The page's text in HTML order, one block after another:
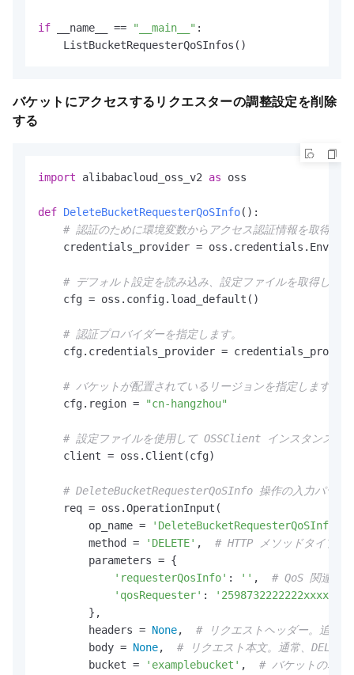
if __name__ == "__main__" :
    ListBucketRequesterQoSInfos()
バケットにアクセスするリクエスターの調整設定を削除
する
import alibabacloud_oss_v2 as oss
def DeleteBucketRequesterQoSInfo():
# 認証のために環境変数からアクセス認証情報を取得し
credentials_provider =
# デフォルト設定を読み込み、設定ファイルを取得しま
    cfg = oss.config.load_default()
# 認証プロバイダーを指定します。
cfg.credentials_provider =
# バケットが配置されているリージョンを指定します
    cfg.region =
"cn-hangzhou"
# 設定ファイルを使用して OSSClient インスタンスを
    client = oss.Client(cfg)
# DeleteBucketRequesterQoSInfo 操作の入力パラメー
    req = oss.OperationInput(
        op_name =
'DeleteBucketRequesterQoSInfo'
        method =
'DELETE' , # HTTP メソッドタイプ
        parameters = {
'requesterQosInfo' : '' , # QoS 関連の
'qosRequester' : '2598732222222xxxx'
        },
        headers =
None, # リクエストヘッダー。追加
        body =
None, # リクエスト本文。通常、
        bucket =
'examplebucket' , # バケットの名前